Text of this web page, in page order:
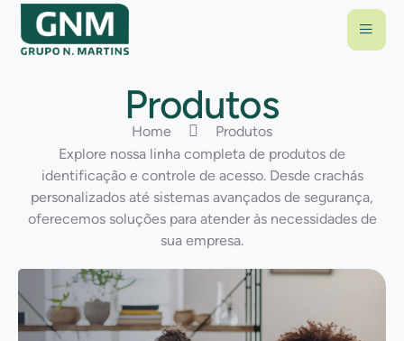
Produtos
Home
Produtos
Explore nossa linha completa de produtos de
identificação e controle de acesso. Desde crachás
personalizados até sistemas avançados de segurança,
oferecemos soluções para atender às necessidades de
sua empresa.